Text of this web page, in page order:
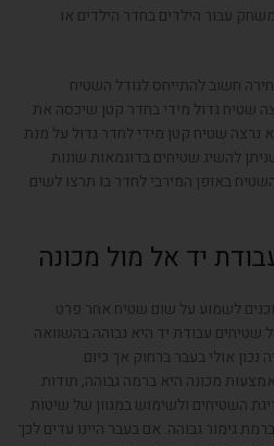
עבור הילדים בחדר הילדים או
חשוב להתייחס לגודל השטיח
שטיח גדול מידי בחדר קטן שיכסה את
נרצה שטיח קטן מידי לחדר גדול על מנת
להשיג שטיחים בדוגמאות שונות
באופן המירבי לחדר בו תרצו לשים
יד אל מול מכונה
לשמוע על שום שטיח אחר פרט
שטיחים עבודת יד היא גבוהה בהשוואה
אולי בעבר ברחוק אך כיום
מכונה היא ברמה גבוהה, תודות
השטיחים ולשימוש במגוון של שיטות
גימור גבוהה. אם בעבר היינו עדים לכך